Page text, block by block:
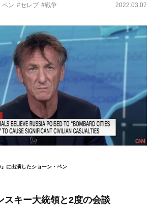
ペン #セレブ #戦争 2022.03.07
に出演したショーン・ペン
スキー大統領と2度の会談